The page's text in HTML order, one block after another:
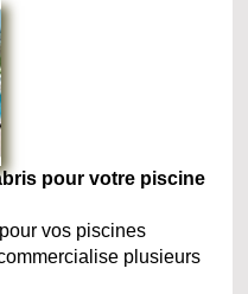
pour votre piscine
vos piscines
plusieurs